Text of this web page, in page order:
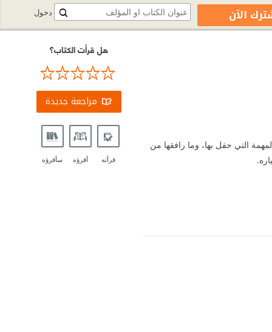
التي حفل بها، وما رافقها من
هل قرأت الكتاب؟
مراجعة جديدة
قرأته أقرؤه سأقرؤه
دخول الآن